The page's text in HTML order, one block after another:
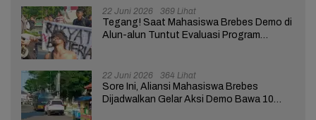
22 Juni 2026 369 Lihat
Tegang! Saat Mahasiswa Brebes Demo di
Alun-alun Tuntut Evaluasi Program
22 Juni 2026 364 Lihat
Sore Ini, Aliansi Mahasiswa Brebes
Dijadwalkan Gelar Aksi Demo Bawa 10